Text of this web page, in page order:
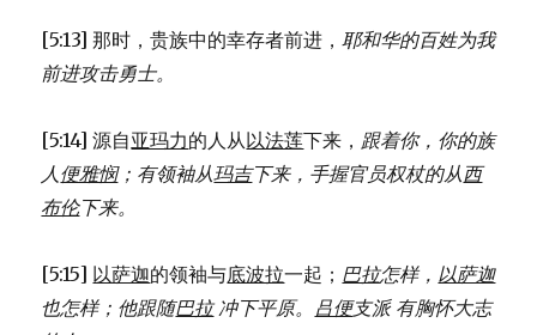
[5:13] 那时，贵族中的幸存者前进，耶和华的百姓为我
前进攻击勇士。
[5:14] 源自亚玛力的人从以法莲下来， 跟着你，你的族
人便雅悯； 有领袖从玛吉下来， 手握官员权杖的从西
布伦下来。
[5:15] 以萨迦的领袖与底波拉一起； 巴拉怎样， 以萨迦
也怎样； 他跟随巴拉冲下平原。 吕便支派 有胸怀大志